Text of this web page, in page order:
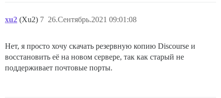
xu2 (Xu2) 26.Сентябрь.2021 09:01:08
7
Нет, я просто хочу скачать резервную копию Discourse и
восстановить её на новом сервере, так как старый не
поддерживает почтовые порты.